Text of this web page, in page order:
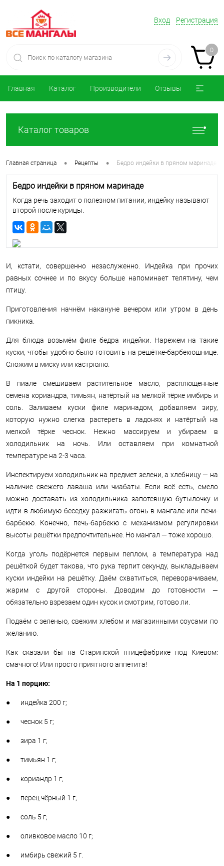
Вход Регистрация
0
Главная Каталог Производители Отзывы
Каталог товаров
Главная страница • Рецепты • Бедро индейки в пряном маринаде.
Бедро индейки в пряном маринаде
Когда речь заходит о полезном питании, индейку называют
второй после курицы.
И, кстати, совершенно незаслуженно. Индейка при прочих
равных сочнее и по вкусу больше напоминает телятину, чем
птицу.
Приготовления начнём накануне вечером или утром в день
пикника.
Для блюда возьмём филе бедра индейки. Нарежем на такие
куски, чтобы удобно было готовить на решётке-барбекюшнице.
Сложим в миску или кастрюлю.
В пиале смешиваем растительное масло, расплющенные
семена кориандра, тимьян, натёртый на мелкой тёрке имбирь и
соль. Заливаем куски филе маринадом, добавляем зиру,
которую нужно слегка растереть в ладонях и натёртый на
мелкой тёрке чеснок. Нежно массируем и убираем в
холодильник на ночь. Или оставляем при комнатной
температуре на 2-3 часа.
Инспектируем холодильник на предмет зелени, а хлебницу — на
наличие свежего лаваша или чиабаты. Если всё есть, смело
можно доставать из холодильника запотевшую бутылочку и
идти в любимую беседку разжигать огонь в мангале или печи-
барбекю. Конечно, печь-барбекю с механизмом регулировки
высоты решётки предпочтительнее. Но мангал — тоже хорошо.
Когда уголь подёрнется первым пеплом, а температура над
решёткой будет такова, что рука терпит секунду, выкладываем
куски индейки на решётку. Даём схватиться, переворачиваем,
жарим с другой стороны. Доводим до готовности —
обязательно взрезаем один кусок и смотрим, готово ли.
Подаём с зеленью, свежим хлебом и магазинными соусами по
желанию.
Как сказали бы на Старинской птицефабрике под Киевом:
смачного! Или просто приятного аппетита!
На 1 порцию:
● индейка 200 г;
● чеснок 5 г;
● зира 1 г;
● тимьян 1 г;
● кориандр 1 г;
● перец чёрный 1 г;
● соль 5 г;
● оливковое масло 10 г;
● имбирь свежий 5 г.